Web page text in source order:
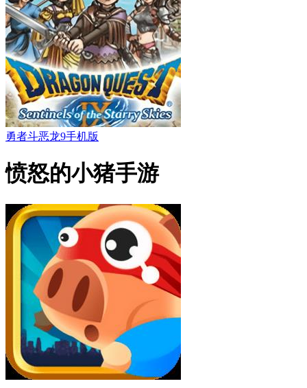
勇者斗恶龙9手机版
愤怒的小猪手游